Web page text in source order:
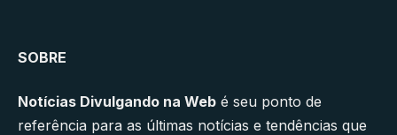
SOBRE
Notícias Divulgando na Web é seu ponto de
referência para as últimas notícias e tendências que